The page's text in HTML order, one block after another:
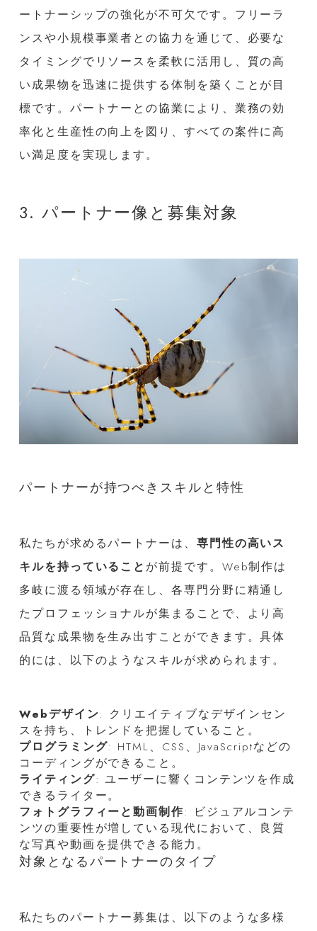
ートナーシップの強化が不可欠です。フリーラ
ンスや小規模事業者との協力を通じて、必要な
タイミングでリソースを柔軟に活用し、質の高
い成果物を迅速に提供する体制を築くことが目
標です。パートナーとの協業により、業務の効
率化と生産性の向上を図り、すべての案件に高
い満足度を実現します。
3. パートナー像と募集対象
パートナーが持つべきスキルと特性
私たちが求めるパートナーは、 専門性の高いス
キルを持っていることが前提です。Web制作は
多岐に渡る領域が存在し、各専門分野に精通し
たプロフェッショナルが集まることで、より高
品質な成果物を生み出すことができます。具体
的には、以下のようなスキルが求められます。
Webデザイン: クリエイティブなデザインセン
スを持ち、トレンドを把握していること。
プログラミング: HTML、CSS、JavaScriptなどの
コーディングができること。
ライティング: ユーザーに響くコンテンツを作成
できるライター。
フォトグラフィーと動画制作: ビジュアルコンテ
ンツの重要性が増している現代において、良質
な写真や動画を提供できる能力。
対象となるパートナーのタイプ
私たちのパートナー募集は、以下のような多様